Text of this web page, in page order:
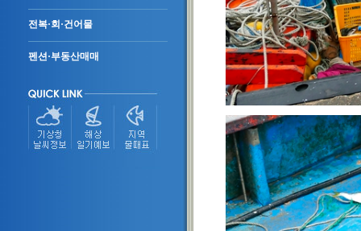
전복·회·건어물
펜션·부동산매매